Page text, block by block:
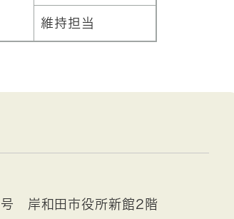
維持担当
岸和田市役所新館2階